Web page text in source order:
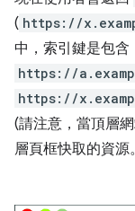
( https://
中，索引鍵是包含
https://
https://
(請注意，當頂層
層頁框快取的資源。